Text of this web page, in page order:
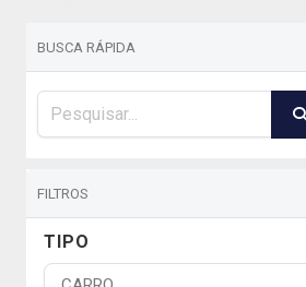
BUSCA RÁPIDA
FILTROS
TIPO